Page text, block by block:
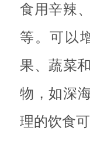
食用辛辣
等。可以
果、蔬菜
物，如深
理的饮食